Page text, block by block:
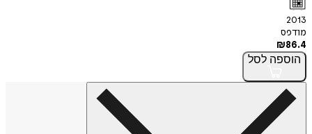
2013
מודפס
₪86.4
הוספה לסל